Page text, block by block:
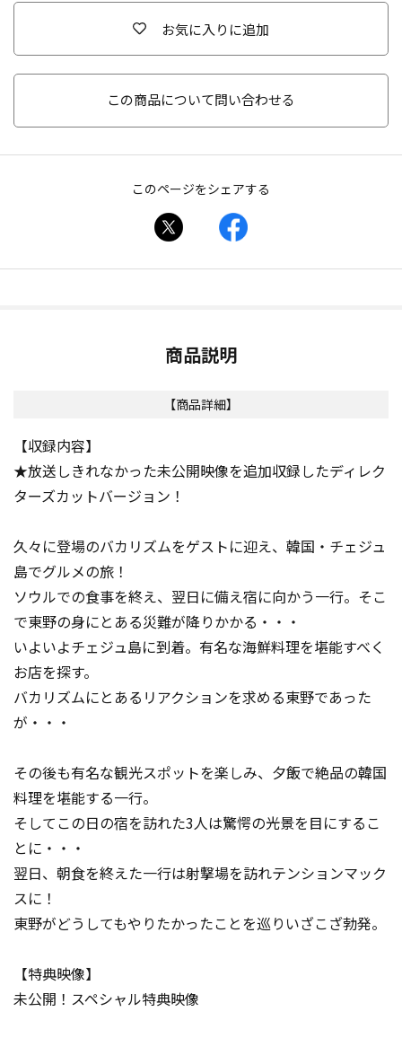
お気に入りに追加
この商品について問い合わせる
このページをシェアする
商品説明
【商品詳細】
【収録内容】
★放送しきれなかった未公開映像を追加収録したディレク
ターズカットバージョン！
久々に登場のバカリズムをゲストに迎え、韓国・チェジュ
島でグルメの旅！
ソウルでの食事を終え、翌日に備え宿に向かう一行。そこ
で東野の身にとある災難が降りかかる・・・
いよいよチェジュ島に到着。有名な海鮮料理を堪能すべく
お店を探す。
バカリズムにとあるリアクションを求める東野であった
が・・・
その後も有名な観光スポットを楽しみ、夕飯で絶品の韓国
料理を堪能する一行。
そしてこの日の宿を訪れた3人は驚愕の光景を目にするこ
とに・・・
翌日、朝食を終えた一行は射撃場を訪れテンションマック
スに！
東野がどうしてもやりたかったことを巡りいざこざ勃発。
【特典映像】
未公開！スペシャル特典映像